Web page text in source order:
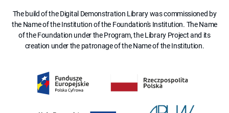
The build of the Digital Demonstration Library was commissioned by
the Name of the Institution of the Foundation's Institution. The Name
of the Foundation under the Program, the Library Project and its
creation under the patronage of the Name of the Institution.